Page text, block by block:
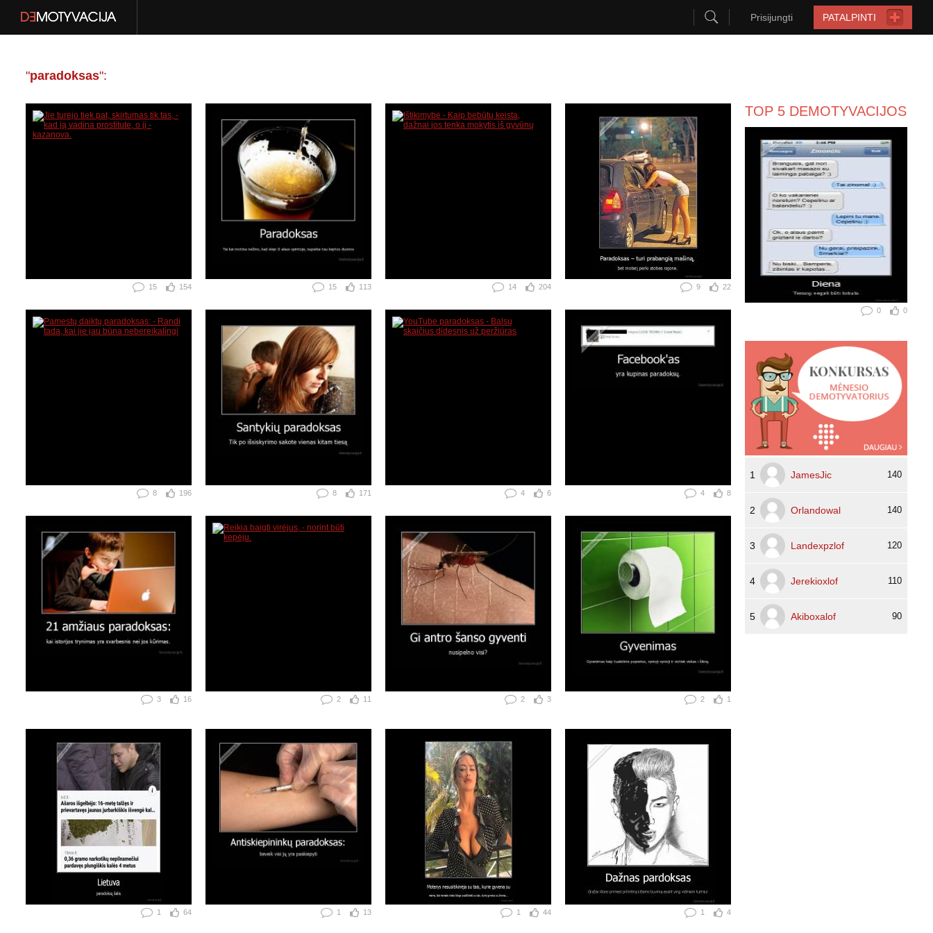
PATALPINTI
Prisijungti
"paradoksas":
15 154 15 113 14 204 9 22
8 196 8 171 4 6 4 8
3 16 2 11 2 3 2 1
1 64 1 13 1 44 1 4
TOP 5 DEMOTYVACIJOS
0 0
1 JamesJic 140
2 Orlandowal 140
3 Landexpzlof 120
4 Jerekioxlof 110
5 Akiboxalof 90